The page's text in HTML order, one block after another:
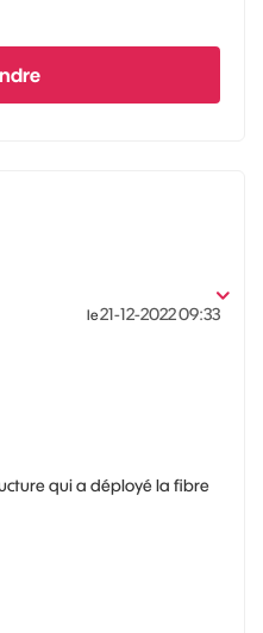
le‎21-12-202209:33
qui a déployé la fibre